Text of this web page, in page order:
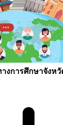
งการศึกษาจังห